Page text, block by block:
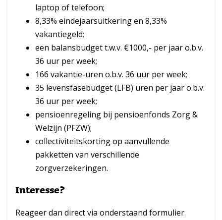
laptop of telefoon;
8,33% eindejaarsuitkering en 8,33%
vakantiegeld;
een balansbudget t.w.v. €1000,- per jaar o.b.v.
36 uur per week;
166 vakantie-uren o.b.v. 36 uur per week;
35 levensfasebudget (LFB) uren per jaar o.b.v.
36 uur per week;
pensioenregeling bij pensioenfonds Zorg &
Welzijn (PFZW);
collectiviteitskorting op aanvullende
pakketten van verschillende
zorgverzekeringen.
Interesse?
Reageer dan direct via onderstaand formulier.